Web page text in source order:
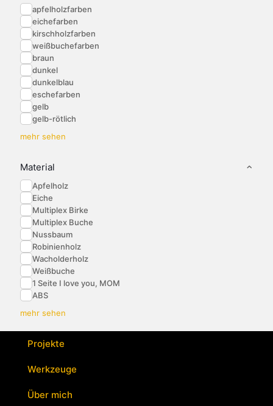
apfelholzfarben
eichefarben
kirschholzfarben
weißbuchefarben
braun
dunkel
dunkelblau
eschefarben
gelb
gelb-rötlich
mehr sehen
Material
Apfelholz
Eiche
Multiplex Birke
Multiplex Buche
Nussbaum
Robinienholz
Wacholderholz
Weißbuche
1 Seite I love you, MOM
ABS
mehr sehen
Projekte
Werkzeuge
Über mich